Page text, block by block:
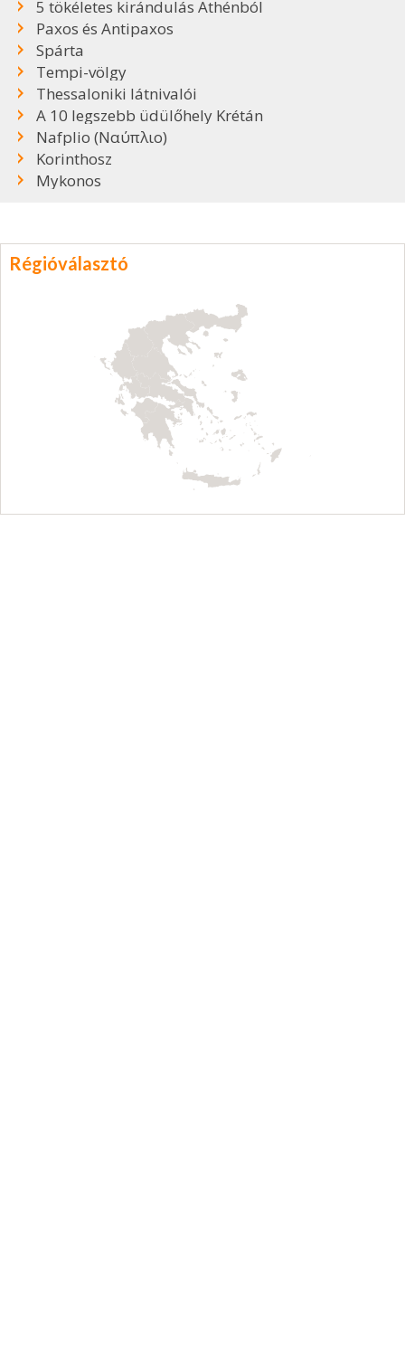
5 tökéletes kirándulás Athénból
Paxos és Antipaxos
Spárta
Tempi-völgy
Thessaloniki látnivalói
A 10 legszebb üdülőhely Krétán
Nafplio (Ναύπλιο)
Korinthosz
Mykonos
Régióválasztó